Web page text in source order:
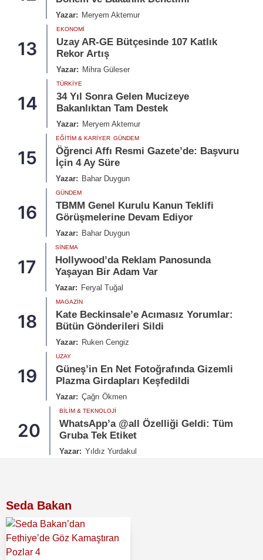
Yazar: Meryem Aktemur
13
EKONOMI
Uzay AR-GE Bütçesinde 107 Katlık
Rekor Artış
Yazar: Mihra Güleser
14
TÜRKIYE
34 Yıl Sonra Gelen Mucizeye
Bakanlıktan Tam Destek
Yazar: Meryem Aktemur
15
EĞITIM & KARIYER GÜNDEM
Öğrenci Affı Resmi Gazete’de: Başvuru
İçin 4 Ay Süre
Yazar: Bahar Duygun
16
GÜNDEM
TBMM Genel Kurulu Kanun Teklifi
Görüşmelerine Devam Ediyor
Yazar: Bahar Duygun
17
SINEMA
Hollywood’da Reklam Panosunda
Yaşayan Bir Adam Var
Yazar: Feryal Tuğal
18
MAGAZIN
Kate Beckinsale’e Acımasız Yorumlar:
Bütün Gönderileri Sildi
Yazar: Ruken Cengiz
19
UZAY
Güneş’in En Net Fotoğrafında Gizemli
Plazma Girdapları Keşfedildi
Yazar: Çağrı Ökmen
20
BILIM & TEKNOLOJI
WhatsApp’a @all Özelliği Geldi: Tüm
Gruba Tek Etiket
Yazar: Yıldız Yurdakul
Seda Bakan